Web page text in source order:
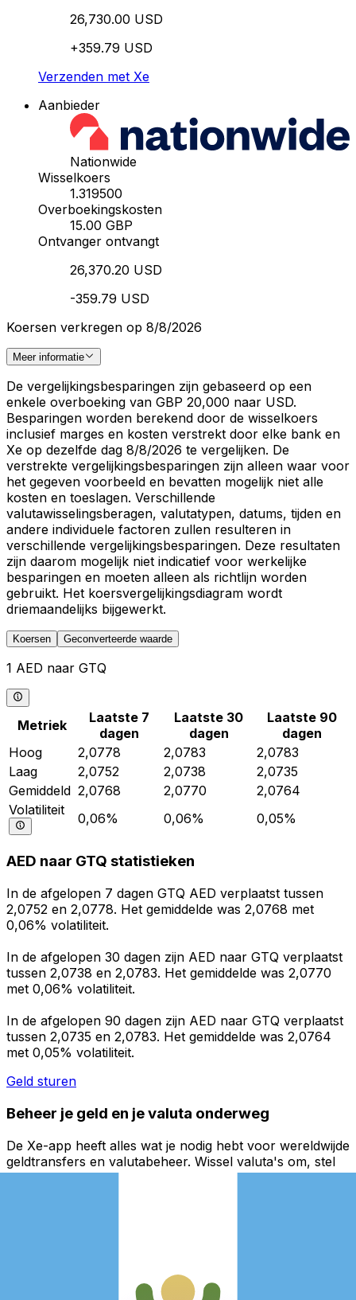
26,730.00 USD
+359.79 USD
Verzenden met Xe
Aanbieder
Nationwide
Wisselkoers
1.319500
Overboekingskosten
15.00 GBP
Ontvanger ontvangt
26,370.20 USD
-359.79 USD
Koersen verkregen op 8/8/2026
Meer informatie
De vergelijkingsbesparingen zijn gebaseerd op een
enkele overboeking van GBP 20,000 naar USD.
Besparingen worden berekend door de wisselkoers
inclusief marges en kosten verstrekt door elke bank en
Xe op dezelfde dag 8/8/2026 te vergelijken. De
verstrekte vergelijkingsbesparingen zijn alleen waar voor
het gegeven voorbeeld en bevatten mogelijk niet alle
kosten en toeslagen. Verschillende
valutawisselingsberagen, valutatypen, datums, tijden en
andere individuele factoren zullen resulteren in
verschillende vergelijkingsbesparingen. Deze resultaten
zijn daarom mogelijk niet indicatief voor werkelijke
besparingen en moeten alleen als richtlijn worden
gebruikt. Het koersvergelijkingsdiagram wordt
driemaandelijks bijgewerkt.
Koersen Geconverteerde waarde
1 AED naar GTQ
Metriek
Laatste 7
dagen
Laatste 30
dagen
Laatste 90
dagen
Hoog
2,0778 2,0783
2,0783
Laag
2,0752 2,0738
2,0735
Gemiddeld 2,0768 2,0770
2,0764
Volatiliteit
0,06% 0,06% 0,05%
AED naar GTQ statistieken
In de afgelopen 7 dagen GTQ AED verplaatst tussen
2,0752 en 2,0778. Het gemiddelde was 2,0768 met
0,06% volatiliteit.
In de afgelopen 30 dagen zijn AED naar GTQ verplaatst
tussen 2,0738 en 2,0783. Het gemiddelde was 2,0770
met 0,06% volatiliteit.
In de afgelopen 90 dagen zijn AED naar GTQ verplaatst
tussen 2,0735 en 2,0783. Het gemiddelde was 2,0764
met 0,05% volatiliteit.
Geld sturen
Beheer je geld en je valuta onderweg
De Xe-app heeft alles wat je nodig hebt voor wereldwijde
geldtransfers en valutabeheer. Wissel valuta's om, stel
koerswaarschuwingen in en maak geld over naar het